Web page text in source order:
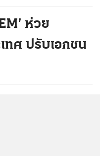
ห่วย
ทศ ปรับเอกชน